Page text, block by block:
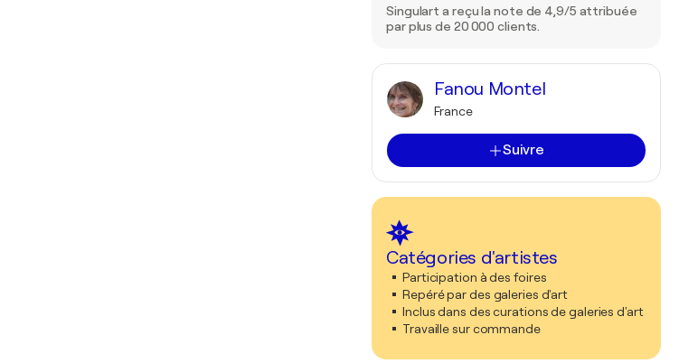
Singulart a reçu la note de 4,9/5 attribuée
par plus de 20 000 clients.
Fanou Montel
France
Suivre
Catégories d'artistes
Participation à des foires
Repéré par des galeries d'art
Inclus dans des curations de galeries d'art
Travaille sur commande